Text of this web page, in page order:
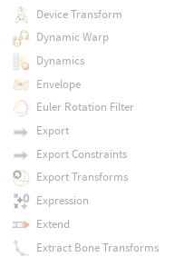
Device Transform
Dynamic Warp
Dynamics
Envelope
Euler Rotation Filter
Export
Export Constraints
Export Transforms
Expression
Extend
Extract Bone Transforms